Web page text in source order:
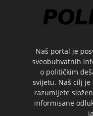
Naš portal je
sveobuhvatnih
o političkim
svijetu. Naš cilj je
razumijete
informisane